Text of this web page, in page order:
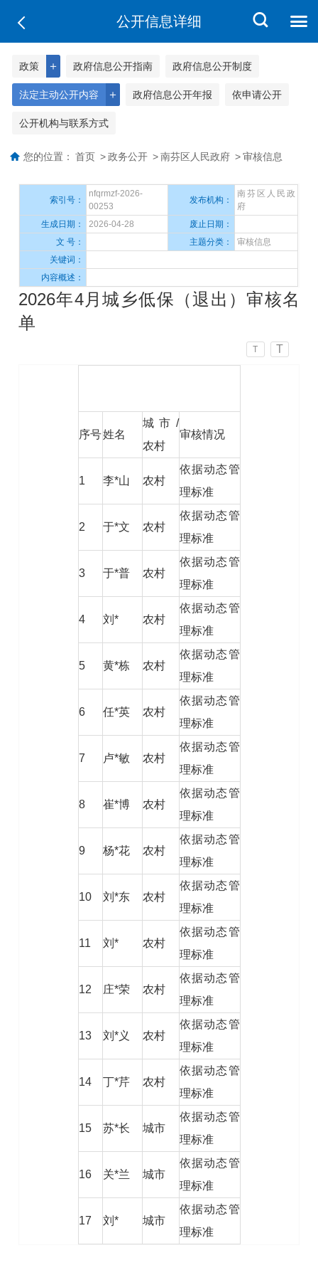
公开信息详细
＋
政策 政府信息公开指南 政府信息公开制度
＋
法定主动公开内容 政府信息公开年报 依申请公开
公开机构与联系方式
您的位置： 首页 > 政务公开 > 南芬区人民政府 > 审核信息
索引号：
nfqrmzf-2026-
00253
发布机构：
南芬区人民政
府
生成日期：
2026-04-28
废止日期：
文 号：
主题分类：
审核信息
关键词：
内容概述：
2026年4月城乡低保（退出）审核名
单
T T
序号姓名
城市/
农村
审核情况
1 李*山 农村
依据动态管
理标准
2 于*文 农村
依据动态管
理标准
3 于*普 农村
依据动态管
理标准
4 刘* 农村
依据动态管
理标准
5 黄*栋 农村
依据动态管
理标准
6 任*英 农村
依据动态管
理标准
7 卢*敏 农村
依据动态管
理标准
8 崔*博 农村
依据动态管
理标准
9 杨*花 农村
依据动态管
理标准
10 刘*东 农村
依据动态管
理标准
11 刘* 农村
依据动态管
理标准
12 庄*荣 农村
依据动态管
理标准
13 刘*义 农村
依据动态管
理标准
14 丁*芹 农村
依据动态管
理标准
15 苏*长 城市
依据动态管
理标准
16 关*兰 城市
依据动态管
理标准
17 刘* 城市
依据动态管
理标准